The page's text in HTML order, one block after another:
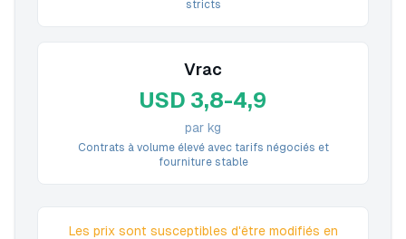
stricts
Vrac
USD 3,8-4,9
par kg
Contrats à volume élevé avec tarifs négociés et
fourniture stable
Les prix sont susceptibles d'être modifiés en